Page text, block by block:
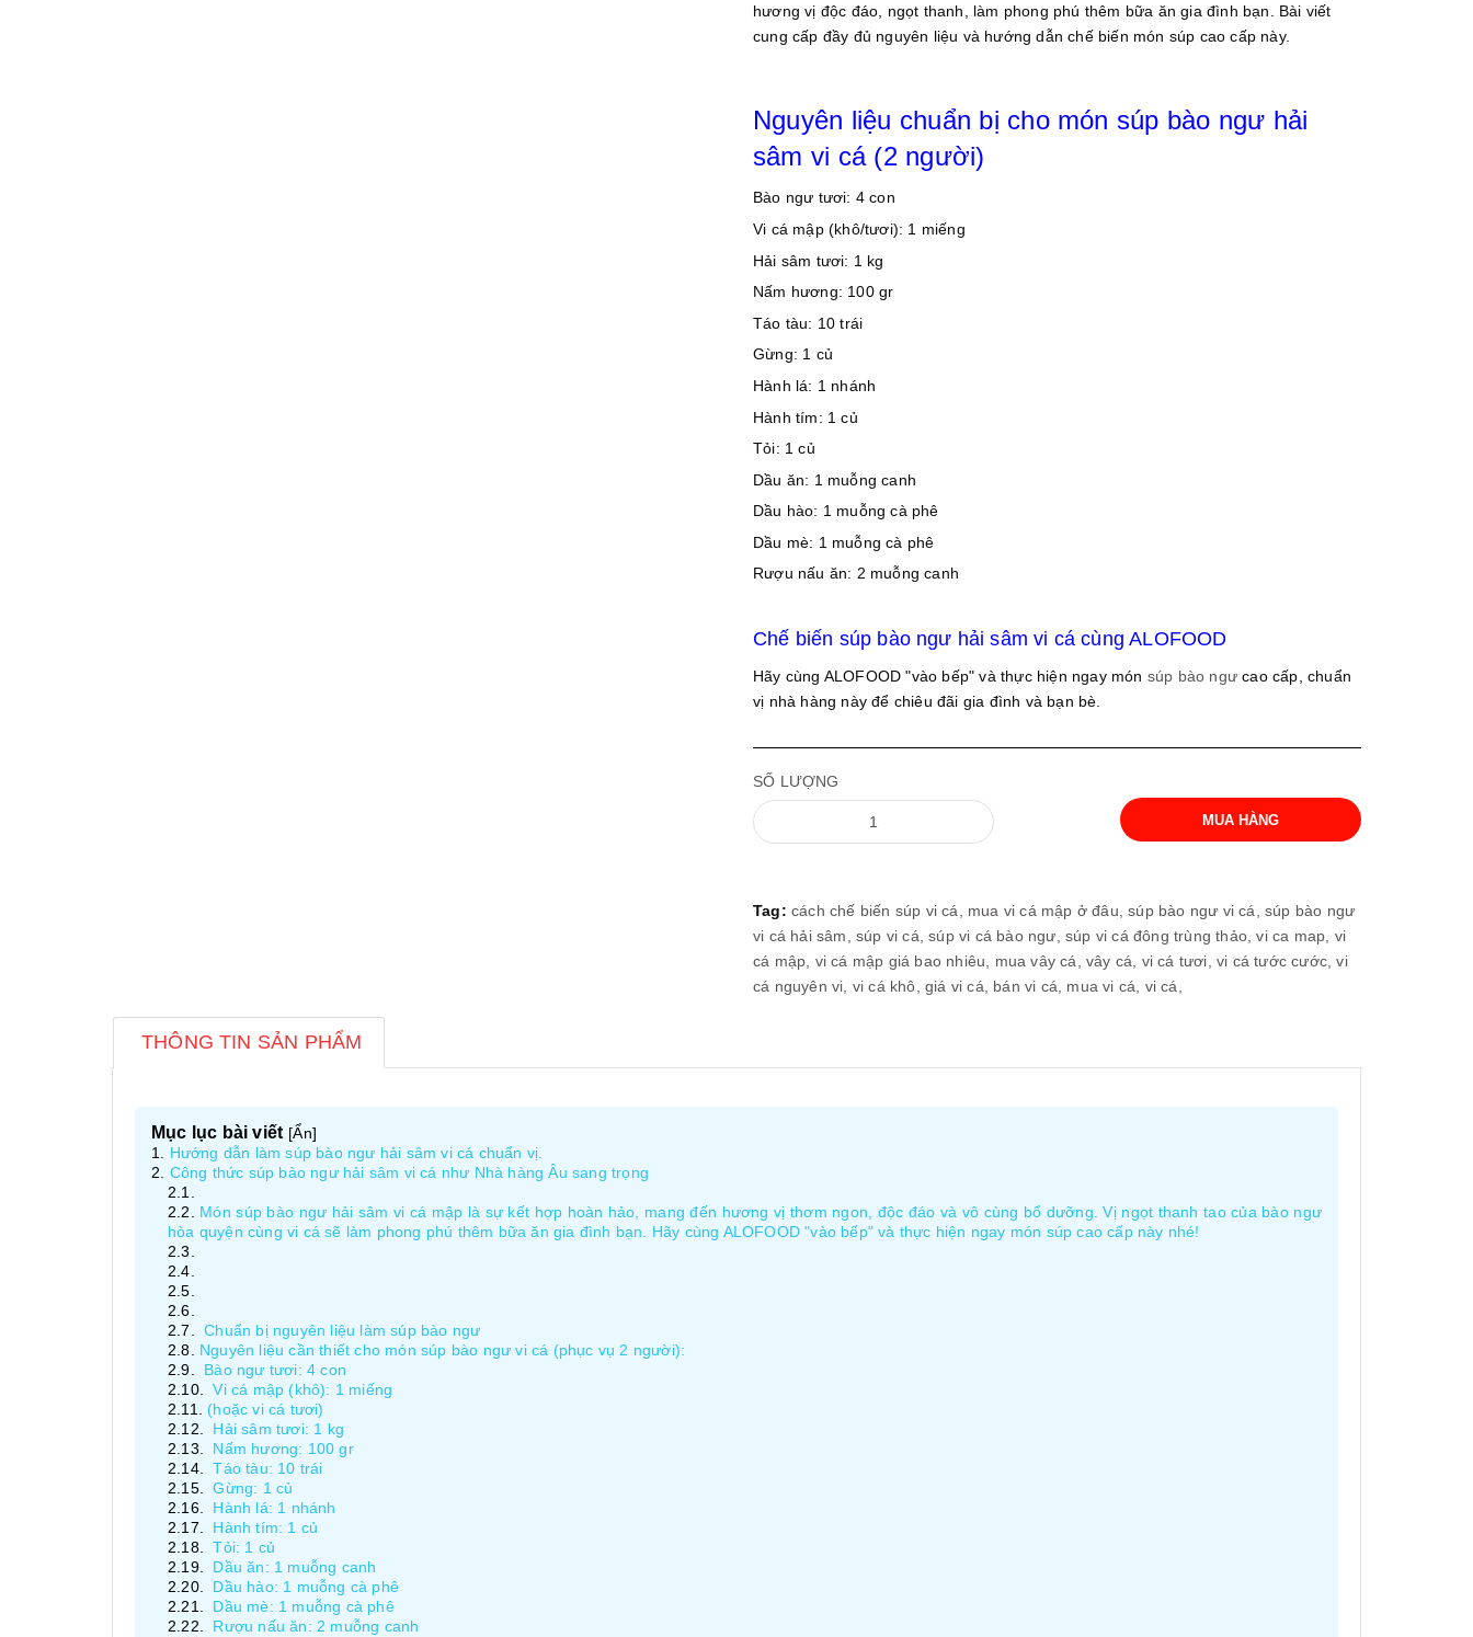
hương vị độc đáo, ngọt thanh, làm phong phú thêm bữa ăn gia đình bạn. Bài viết
cung cấp đầy đủ nguyên liệu và hướng dẫn chế biến món súp cao cấp này.
Nguyên liệu chuẩn bị cho món súp bào ngư hải
sâm vi cá (2 người)
Bào ngư tươi: 4 con
Vi cá mập (khô/tươi): 1 miếng
Hải sâm tươi: 1 kg
Nấm hương: 100 gr
Táo tàu: 10 trái
Gừng: 1 củ
Hành lá: 1 nhánh
Hành tím: 1 củ
Tỏi: 1 củ
Dầu ăn: 1 muỗng canh
Dầu hào: 1 muỗng cà phê
Dầu mè: 1 muỗng cà phê
Rượu nấu ăn: 2 muỗng canh
Chế biến súp bào ngư hải sâm vi cá cùng ALOFOOD
Hãy cùng ALOFOOD "vào bếp" và thực hiện ngay món súp bào ngư cao cấp, chuẩn
vị nhà hàng này để chiêu đãi gia đình và bạn bè.
SỐ LƯỢNG
MUA HÀNG
Tag: cách chế biến súp vi cá, mua vi cá mập ở đâu,súp bào ngư vi cá,súp bào ngư
vi cá hải sâm, súp vi cá,súp vi cá bào ngư,súp vi cá đông trùng thảo,vi ca map, vi
cá mập, vi cá mập giá bao nhiêu, mua vây cá,vây cá, vi cá tươi,vi cá tước cước,vi
cá nguyên vi, vi cá khô,giá vi cá, bán vi cá, mua vi cá, vi cá,
THÔNG TIN SẢN PHẨM
Mục lục bài viết [Ẩn]
Hướng dẫn làm súp bào ngư hải sâm vi cá chuẩn vị.
Công thức súp bào ngư hải sâm vi cá như Nhà hàng Âu sang trọng
Món súp bào ngư hải sâm vi cá mập là sự kết hợp hoàn hảo, mang đến hương vị thơm ngon, độc đáo và vô cùng bổ dưỡng. Vị ngọt thanh tao của bào ngư
hòa quyện cùng vi cá sẽ làm phong phú thêm bữa ăn gia đình bạn. Hãy cùng ALOFOOD "vào bếp" và thực hiện ngay món súp cao cấp này nhé!
Chuẩn bị nguyên liệu làm súp bào ngư
Nguyên liệu cần thiết cho món súp bào ngư vi cá (phục vụ 2 người):
Bào ngư tươi: 4 con
Vi cá mập (khô): 1 miếng
(hoặc vi cá tươi)
Hải sâm tươi: 1 kg
Nấm hương: 100 gr
Táo tàu: 10 trái
Gừng: 1 củ
Hành lá: 1 nhánh
Hành tím: 1 củ
Tỏi: 1 củ
Dầu ăn: 1 muỗng canh
Dầu hào: 1 muỗng cà phê
Dầu mè: 1 muỗng cà phê
Rượu nấu ăn: 2 muỗng canh